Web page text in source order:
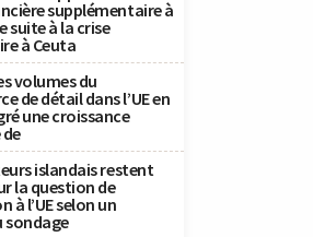
supplémentaire à
suite à la crise
à Ceuta
volumes du
de détail dans l’UE en
une croissance
islandais restent
la question de
à l’UE selon un
sondage